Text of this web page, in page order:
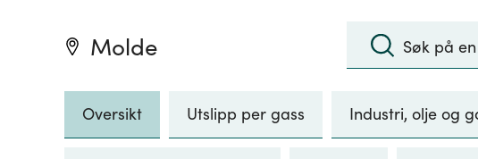
Molde :
Søk
Oversikt Utslipp per gass Industri, olje og